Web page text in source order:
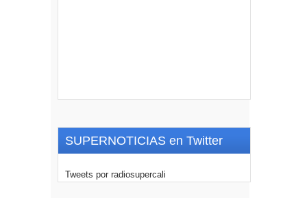
SUPERNOTICIAS en Twitter
Tweets por radiosupercali